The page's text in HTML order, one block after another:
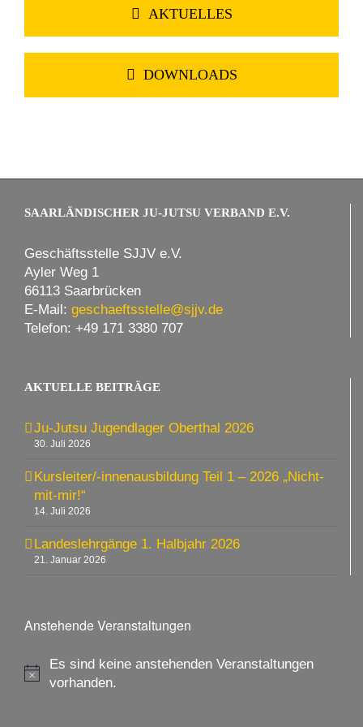
AKTUELLES
DOWNLOADS
SAARLÄNDISCHER JU-JUTSU VERBAND E.V.
Geschäftsstelle SJJV e.V.
Ayler Weg 1
66113 Saarbrücken
E-Mail: geschaeftsstelle@sjjv.de
Telefon: +49 171 3380 707
AKTUELLE BEITRÄGE
Ju-Jutsu Jugendlager Oberthal 2026
30. Juli 2026
Kursleiter/-innenausbildung Teil 1 – 2026 „Nicht-
mit-mir!“
14. Juli 2026
Landeslehrgänge 1. Halbjahr 2026
21. Januar 2026
Anstehende Veranstaltungen
Hinweis
Es sind keine anstehenden Veranstaltungen
vorhanden.